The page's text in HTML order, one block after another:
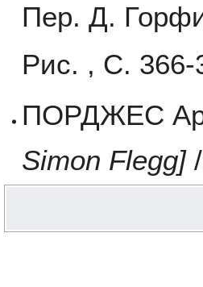
Пер. Д.
Рис. , С. 366-
ПОРДЖЕС
Simon Flegg]/